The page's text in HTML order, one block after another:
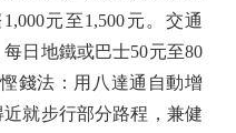
元至1,500元。交通
日地鐵或巴士50元至80
錢法：用八達通自動增
就步行部分路程，兼健